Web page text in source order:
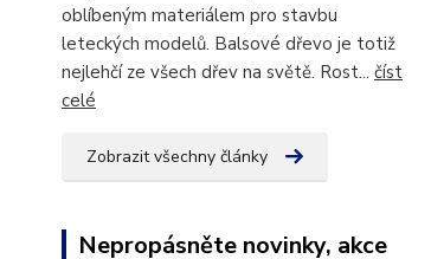
oblíbeným materiálem pro stavbu
leteckých modelů. Balsové dřevo je totiž
nejlehčí ze všech dřev na světě. Rost... číst
celé
Zobrazit všechny články
Nepropásněte novinky, akce